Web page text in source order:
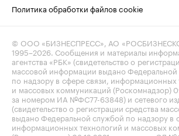
Политика обработки файлов cookie
© ООО «БИЗНЕСПРЕСС», АО
1995–2026 . Сообщения и материалы
агентства «РБК» (свидетельство о
массовой информации выдано Федеральной
по надзору в сфере связи, информационных
и массовых коммуникаций (Роскомнадзор)
за номером ИА №ФС77-63848) и сетевого
(свидетельство о регистрации средства
выдано Федеральной службой по надзору в
информационных технологий и массовых